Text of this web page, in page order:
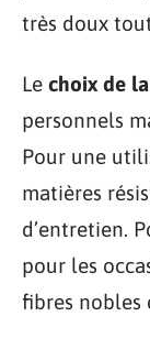
très doux
Le choix de
personnels
Pour une
matières
d’entretien.
pour les
fibres nobles